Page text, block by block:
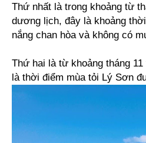
Thứ nhất là trong khoảng từ
dương lịch, đây là khoảng
nắng chan hòa và không có
Thứ hai là từ khoảng tháng
là thời điểm mùa tỏi Lý Sơn